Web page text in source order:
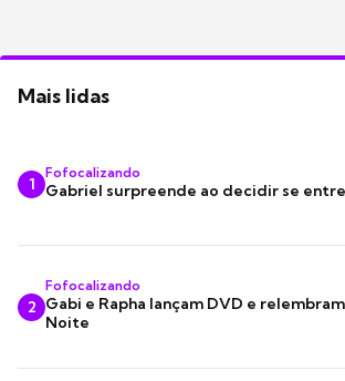
Mais lidas
1
Fofocalizando
Gabriel surpreende ao decidir se
2
Fofocalizando
Gabi e Rapha lançam DVD e
Noite